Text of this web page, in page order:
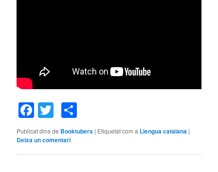
Facebook
Twitter
Publicat dins de Booktubers | Etiquetat com a Llengua catalana |
Deixa un comentari